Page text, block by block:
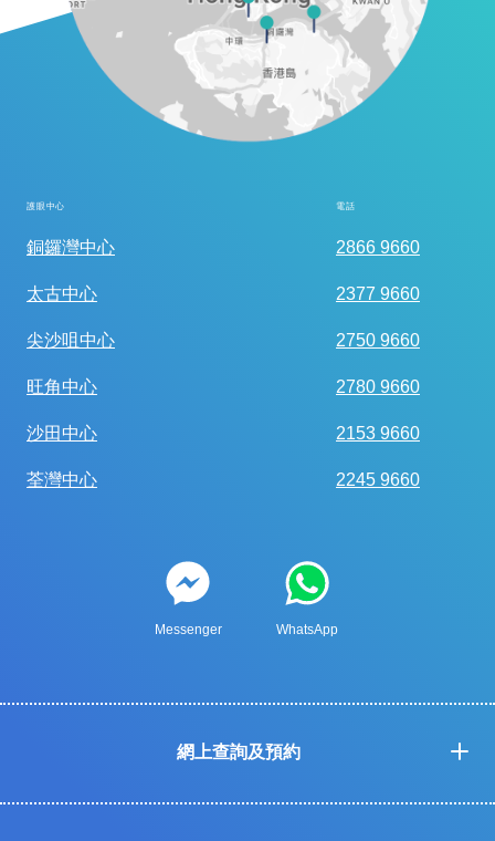
護眼中心 電話
銅鑼灣中心 2866 9660
太古中心 2377 9660
尖沙咀中心 2750 9660
旺角中心 2780 9660
沙田中心 2153 9660
荃灣中心 2245 9660
Messenger WhatsApp
網上查詢及預約